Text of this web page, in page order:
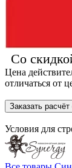
Со
Цена
отличаться от
Заказать
Условия для